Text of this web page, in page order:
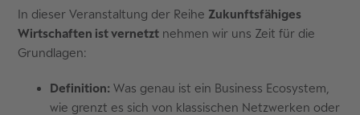
In dieser Veranstaltung der Reihe Zukunftsfähiges
Wirtschaften ist vernetzt nehmen wir uns Zeit für die
Grundlagen:
Definition: Was genau ist ein Business Ecosystem,
wie grenzt es sich von klassischen Netzwerken oder